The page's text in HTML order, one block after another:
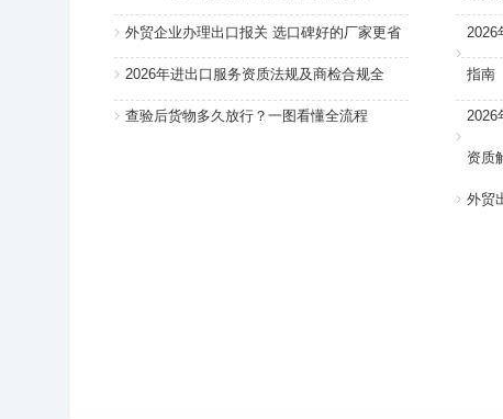
外贸企业办理出口报关 选口碑好的厂家更省
2026年进出口服务资质法规及商检合规全
查验后货物多久放行？一图看懂全流程
指南
资质
外贸